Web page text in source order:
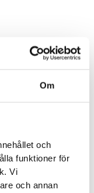
Om
och
funktioner för
Vi
och annan
Odengatan,
, Umeå,Uppsala